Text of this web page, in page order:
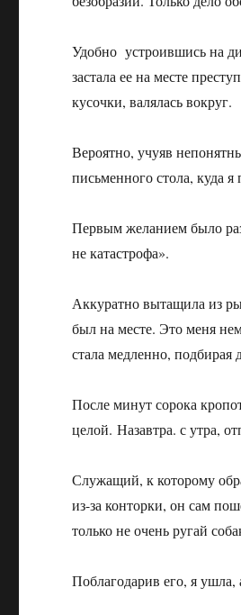
Удобно устроившись на
застала ее на месте
кусочки, валялась вокруг.
Вероятно, учуяв
письменного стола, куда
Первым желанием было
не катастрофа».
Аккуратно вытащила из
был на месте. Это меня
стала медленно, подбирая
После минут сорока
целой. Назавтра. с утра,
Служащий, к которому
из-за конторки, он сам
только не очень ругай
Поблагодарив его, я